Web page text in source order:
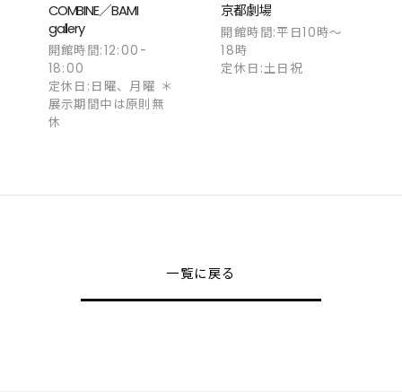
COMBINE／BAMI
gallery
開館時間:12:00-
18:00
定休日:日曜、月曜 ＊
展示期間中は原則無
休
京都劇場
開館時間:平日10時～
18時
定休日:土日祝
一覧に戻る